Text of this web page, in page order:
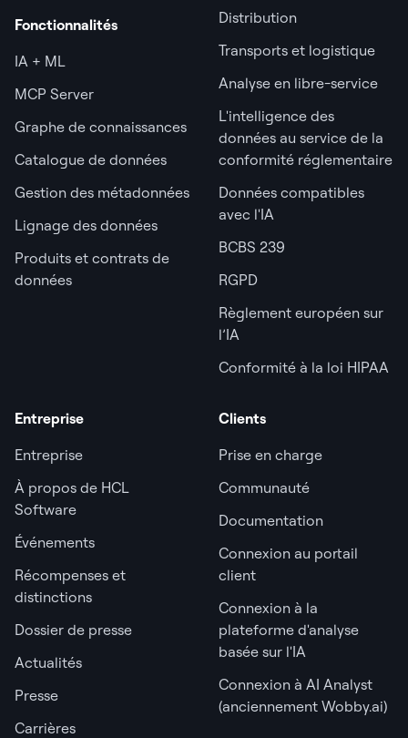
Fonctionnalités
IA + ML
MCP Server
Graphe de connaissances
Catalogue de données
Gestion des métadonnées
Lignage des données
Produits et contrats de
données
Distribution
Transports et logistique
Analyse en libre-service
L'intelligence des
données au service de la
conformité réglementaire
Données compatibles
avec l'IA
BCBS 239
RGPD
Règlement européen sur
l’IA
Conformité à la loi HIPAA
Entreprise
Entreprise
À propos de HCL
Software
Événements
Récompenses et
distinctions
Dossier de presse
Actualités
Presse
Carrières
Clients
Prise en charge
Communauté
Documentation
Connexion au portail
client
Connexion à la
plateforme d'analyse
basée sur l'IA
Connexion à AI Analyst
(anciennement Wobby.ai)